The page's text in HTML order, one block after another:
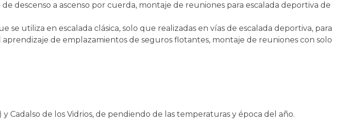
descenso a ascenso por cuerda, montaje de reuniones para escalada deportiva de
utiliza en escalada clásica, solo que realizadas en vías de escalada deportiva, para
de emplazamientos de seguros flotantes, montaje de reuniones con solo
Cadalso de los Vidrios, de pendiendo de las temperaturas y época del año.